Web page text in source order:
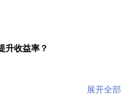
升收益率？
展开全部